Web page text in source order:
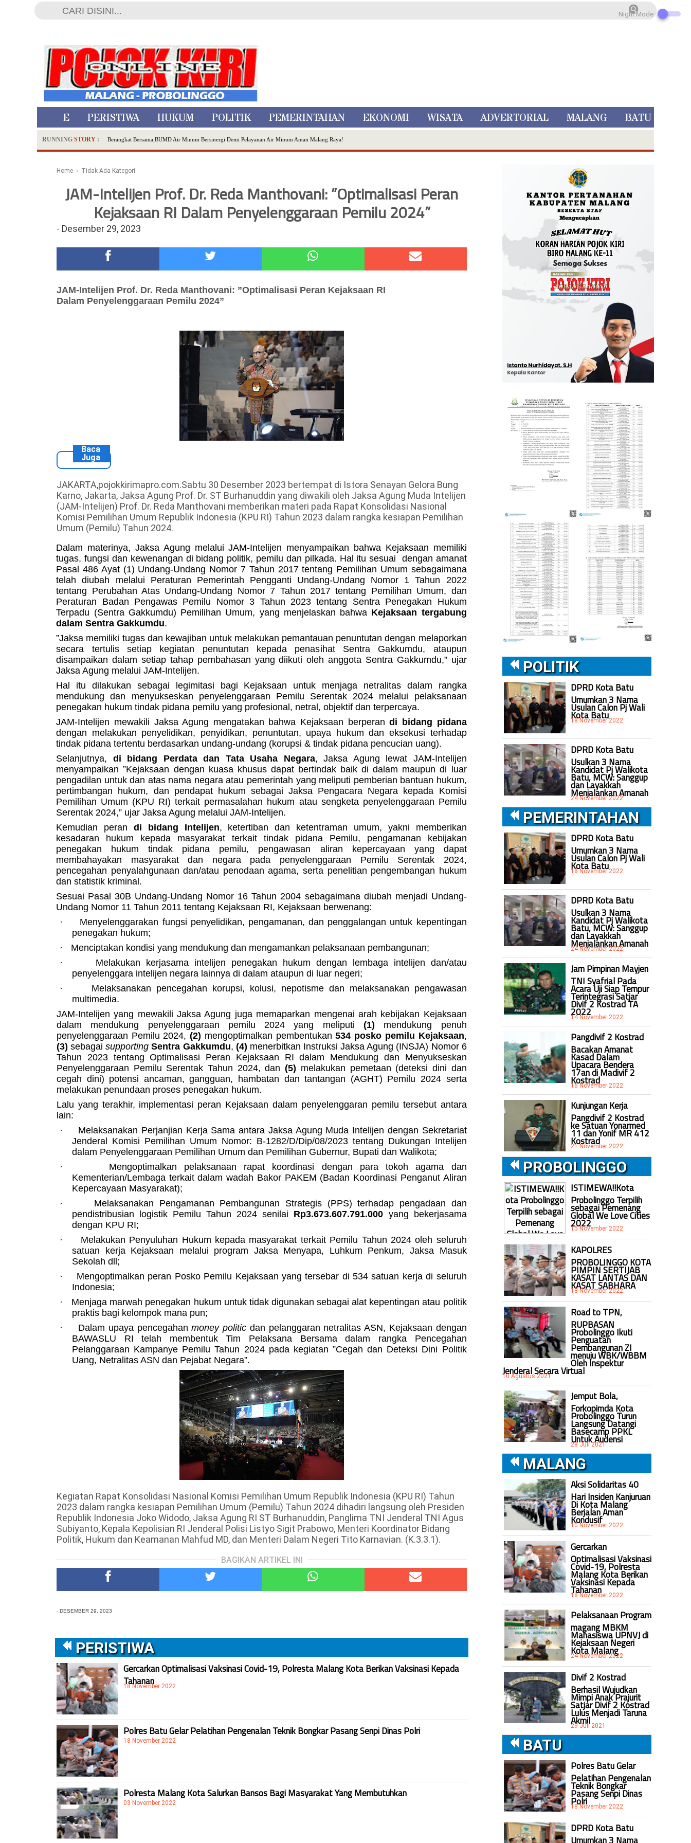
HOME PERISTIWA HUKUM POLITIK PEMERINTAHAN EKONOMI WISATA ADVERTORIAL MALANG BATU
RUNNING STORY : Berangkat Bersama,BUMD Air Minum Bersinergi Demi Pelayanan Air Minum Aman Malang Raya!
Dua Pelaku Pembunuhan Manusia Silver di Probolinggo Ditangkap di Kediri,Satu Buron
Hadirkan Tujuh Sapta Pesona Wisata di Amfiteater, Mikutopia Buka Rekrutmen Karyawan,Berikut Kualifikasinya
Polsek Wonoasih Perkuat Ketahanan Pangan Lewat Dialog Bersama Petani
RILIS RAPAT PLENO TERBUKA PEMUTAKHIRAN DATA PEMILIH BERKELANJUTAN (PDPB) TRIWULAN II
Tugu Tirta Usung 'Smart Water City' di Indonesia City Expo APEKSI XVIII Medan
DKD PERADI Malang Jatuhkan Putusan Pelanggaran Kode Etik Advokat, Abd. Aziz Divonis Bersalah
Home › Tidak Ada Kategori
JAM-Intelijen Prof. Dr. Reda Manthovani: ”Optimalisasi Peran
Kejaksaan RI Dalam Penyelenggaraan Pemilu 2024”
- Desember 29, 2023
JAM-Intelijen Prof. Dr. Reda Manthovani: ”Optimalisasi Peran Kejaksaan RI
Dalam Penyelenggaraan Pemilu 2024”
Baca
Juga
JAKARTA,pojokkirimapro.com.Sabtu 30 Desember 2023 bertempat di Istora Senayan Gelora Bung
Karno, Jakarta, Jaksa Agung Prof. Dr. ST Burhanuddin yang diwakili oleh Jaksa Agung Muda Intelijen
(JAM-Intelijen) Prof. Dr. Reda Manthovani memberikan materi pada Rapat Konsolidasi Nasional
Komisi Pemilihan Umum Republik Indonesia (KPU RI) Tahun 2023 dalam rangka kesiapan Pemilihan
Umum (Pemilu) Tahun 2024.
Dalam materinya, Jaksa Agung melalui JAM-Intelijen menyampaikan bahwa Kejaksaan memiliki
tugas, fungsi dan kewenangan di bidang politik, pemilu dan pilkada. Hal itu sesuai
dengan amanat
Pasal 486 Ayat (1) Undang-Undang Nomor 7 Tahun 2017 tentang Pemilihan Umum sebagaimana
telah diubah melalui Peraturan Pemerintah Pengganti Undang-Undang Nomor 1 Tahun 2022
tentang Perubahan Atas Undang-Undang Nomor 7 Tahun 2017 tentang Pemilihan Umum, dan
Peraturan Badan Pengawas Pemilu Nomor 3 Tahun 2023 tentang Sentra Penegakan Hukum
Terpadu (Sentra Gakkumdu) Pemilihan Umum, yang menjelaskan bahwa Kejaksaan tergabung
dalam Sentra Gakkumdu.
”Jaksa memiliki tugas dan kewajiban untuk melakukan pemantauan penuntutan dengan melaporkan
secara tertulis setiap kegiatan penuntutan kepada penasihat Sentra Gakkumdu, ataupun
disampaikan dalam setiap tahap pembahasan yang diikuti oleh anggota Sentra Gakkumdu,” ujar
Jaksa Agung melalui JAM-Intelijen.
Hal itu dilakukan sebagai legimitasi bagi Kejaksaan untuk menjaga netralitas dalam rangka
mendukung dan menyukseskan penyelenggaraan Pemilu Serentak 2024 melalui pelaksanaan
penegakan hukum tindak pidana pemilu yang profesional, netral, objektif dan terpercaya.
JAM-Intelijen mewakili Jaksa Agung mengatakan bahwa Kejaksaan berperandi bidang pidana
dengan melakukan penyelidikan, penyidikan, penuntutan, upaya hukum dan eksekusi terhadap
tindak pidana tertentu berdasarkan undang-undang (korupsi & tindak pidana pencucian uang).
Selanjutnya, di bidang Perdata dan Tata Usaha Negara, Jaksa Agung lewat JAM-Intelijen
menyampaikan ”Kejaksaan dengan kuasa khusus dapat bertindak baik di dalam maupun di luar
pengadilan untuk dan atas nama negara atau pemerintah yang meliputi pemberian bantuan hukum,
pertimbangan hukum, dan pendapat hukum sebagai Jaksa Pengacara Negara kepada Komisi
Pemilihan Umum (KPU RI) terkait permasalahan hukum atau sengketa penyelenggaraan Pemilu
Serentak 2024,” ujar Jaksa Agung melalui JAM-Intelijen.
Kemudian peran di bidang Intelijen, ketertiban dan ketentraman umum, yakni memberikan
kesadaran hukum kepada masyarakat terkait tindak pidana Pemilu, pengamanan kebijakan
penegakan hukum tindak pidana pemilu, pengawasan aliran kepercayaan yang dapat
membahayakan masyarakat dan negara pada penyelenggaraan Pemilu Serentak 2024,
pencegahan penyalahgunaan dan/atau penodaan agama, serta penelitian pengembangan hukum
dan statistik kriminal.
Sesuai Pasal 30B Undang-Undang Nomor 16 Tahun 2004 sebagaimana diubah menjadi Undang-
Undang Nomor 11 Tahun 2011 tentang Kejaksaan RI, Kejaksaan berwenang:
·
Menyelenggarakan fungsi penyelidikan, pengamanan, dan penggalangan untuk kepentingan
penegakan hukum;
·
Menciptakan kondisi yang mendukung dan mengamankan pelaksanaan pembangunan;
·
Melakukan kerjasama intelijen penegakan hukum dengan lembaga intelijen dan/atau
penyelenggara intelijen negara lainnya di dalam ataupun di luar negeri;
·
Melaksanakan pencegahan korupsi, kolusi, nepotisme dan melaksanakan pengawasan
multimedia.
JAM-Intelijen yang mewakili Jaksa Agung juga memaparkan mengenai arah kebijakan Kejaksaan
dalam mendukung penyelenggaraan pemilu 2024 yang meliputi(1) mendukung penuh
penyelenggaraan Pemilu 2024,(2) mengoptimalkan pembentukan534 posko pemilu Kejaksaan,
(3)sebagaisupportingSentra Gakkumdu, (4) menerbitkan Instruksi Jaksa Agung (INSJA) Nomor 6
Tahun 2023 tentang Optimalisasi Peran Kejaksaan RI dalam Mendukung dan Menyukseskan
Penyelenggaraan Pemilu Serentak Tahun 2024, dan(5) melakukan pemetaan (deteksi dini dan
cegah dini) potensi ancaman, gangguan, hambatan dan tantangan (AGHT) Pemilu 2024 serta
melakukan penundaan proses penegakan hukum.
Lalu yang terakhir, implementasi peran Kejaksaan dalam penyelenggaran pemilu tersebut antara
lain:
·
Melaksanakan Perjanjian Kerja Sama antara Jaksa Agung Muda Intelijen dengan Sekretariat
Jenderal Komisi Pemilihan Umum Nomor: B-1282/D/Dip/08/2023 tentang Dukungan Intelijen
dalam Penyelenggaraan Pemilihan Umum dan Pemilihan Gubernur, Bupati dan Walikota;
·
Mengoptimalkan pelaksanaan rapat koordinasi dengan para tokoh agama dan
Kementerian/Lembaga terkait dalam wadah Bakor PAKEM (Badan Koordinasi Penganut Aliran
Kepercayaan Masyarakat);
·
Melaksanakan Pengamanan Pembangunan Strategis (PPS) terhadap pengadaan dan
pendistribusian logistik Pemilu Tahun 2024 senilai Rp3.673.607.791.000 yang bekerjasama
dengan KPU RI;
·
Melakukan Penyuluhan Hukum kepada masyarakat terkait Pemilu Tahun 2024 oleh seluruh
satuan kerja Kejaksaan melalui program Jaksa Menyapa, Luhkum Penkum, Jaksa Masuk
Sekolah dll;
·
Mengoptimalkan peran Posko Pemilu Kejaksaan yang tersebar di 534 satuan kerja di seluruh
Indonesia;
·
Menjaga marwah penegakan hukum untuk tidak digunakan sebagai alat kepentingan atau politik
praktis bagi kelompok mana pun;
·
Dalam upaya pencegahanmoney politic dan pelanggaran netralitas ASN, Kejaksaan dengan
BAWASLU RI telah membentuk Tim Pelaksana Bersama dalam rangka Pencegahan
Pelanggaraan Kampanye Pemilu Tahun 2024 pada kegiatan ”Cegah dan Deteksi Dini Politik
Uang, Netralitas ASN dan Pejabat Negara”.
Kegiatan Rapat Konsolidasi Nasional Komisi Pemilihan Umum Republik Indonesia (KPU RI) Tahun
2023 dalam rangka kesiapan Pemilihan Umum (Pemilu) Tahun 2024 dihadiri langsung oleh Presiden
Republik Indonesia Joko Widodo, Jaksa Agung RI ST Burhanuddin, Panglima TNI Jenderal TNI Agus
Subiyanto, Kepala Kepolisian RI Jenderal Polisi Listyo Sigit Prabowo, Menteri Koordinator Bidang
Politik, Hukum dan Keamanan Mahfud MD, dan Menteri Dalam Negeri Tito Karnavian. (K.3.3.1).
BAGIKAN ARTIKEL INI
- DESEMBER 29, 2023
PERISTIWA
Gercarkan Optimalisasi Vaksinasi Covid-19, Polresta Malang Kota Berikan Vaksinasi Kepada
Tahanan
18 November 2022
Polres Batu Gelar Pelatihan Pengenalan Teknik Bongkar Pasang Senpi Dinas Polri
18 November 2022
Polresta Malang Kota Salurkan Bansos Bagi Masyarakat Yang Membutuhkan
03 November 2022
POLITIK
DPRD Kota Batu
Umumkan 3 Nama
Usulan Calon Pj Wali
Kota Batu
18 November 2022
DPRD Kota Batu
Usulkan 3 Nama
Kandidat Pj Walikota
Batu, MCW: Sanggup
dan Layakkah
Menjalankan Amanah
24 November 2022
PEMERINTAHAN
DPRD Kota Batu
Umumkan 3 Nama
Usulan Calon Pj Wali
Kota Batu
18 November 2022
DPRD Kota Batu
Usulkan 3 Nama
Kandidat Pj Walikota
Batu, MCW: Sanggup
dan Layakkah
Menjalankan Amanah
24 November 2022
Jam Pimpinan Mayjen
TNI Syafrial Pada
Acara Uji Siap Tempur
Terintegrasi Satjar
Divif 2 Kostrad TA
2022
14 November 2022
Pangdivif 2 Kostrad
Bacakan Amanat
Kasad Dalam
Upacara Bendera
17an di Madivif 2
Kostrad
16 November 2022
Kunjungan Kerja
Pangdivif 2 Kostrad
ke Satuan Yonarmed
11 dan Yonif MR 412
Kostrad
21 November 2022
PROBOLINGGO
ISTIMEWA!!Kota
Probolinggo Terpilih
sebagai Pemenang
Global We Love Cities
2022
15 November 2022
KAPOLRES
PROBOLINGGO KOTA
PIMPIN SERTIJAB
KASAT LANTAS DAN
KASAT SABHARA
18 November 2022
Road to TPN,
RUPBASAN
Probolinggo Ikuti
Penguatan
Pembangunan ZI
menuju WBK/WBBM
Oleh Inspektur
Jenderal Secara Virtual
10 Agustus 2021
Jemput Bola,
Forkopimda Kota
Probolinggo Turun
Langsung Datangi
Basecamp PPKL
Untuk Audensi
28 Juli 2021
MALANG
Aksi Solidaritas 40
Hari Insiden Kanjuruan
Di Kota Malang
Berjalan Aman
Kondusif
10 November 2022
Gercarkan
Optimalisasi Vaksinasi
Covid-19, Polresta
Malang Kota Berikan
Vaksinasi Kepada
Tahanan
18 November 2022
Pelaksanaan Program
magang MBKM
Mahasiswa UPNVJ di
Kejaksaan Negeri
Kota Malang
24 November 2022
Divif 2 Kostrad
Berhasil Wujudkan
Mimpi Anak Prajurit
Satjar Divif 2 Kostrad
Lulus Menjadi Taruna
Akmil
29 Juli 2021
BATU
Polres Batu Gelar
Pelatihan Pengenalan
Teknik Bongkar
Pasang Senpi Dinas
Polri
18 November 2022
DPRD Kota Batu
Umumkan 3 Nama
Night Mode